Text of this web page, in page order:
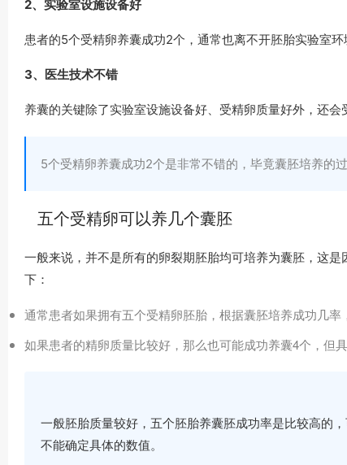
2、实验室设施设备好
患者的5个受精卵养囊成功2个，通常也离不开胚胎实验室
3、医生技术不错
养囊的关键除了实验室设施设备好、受精卵质量好外，还
5个受精卵养囊成功2个是非常不错的，毕竟囊胚培养的
五个受精卵可以养几个囊胚
一般来说，并不是所有的卵裂期胚胎均可培养为囊胚，这
下：
通常患者如果拥有五个受精卵胚胎，根据囊胚培养成功几率
如果患者的精卵质量比较好，那么也可能成功养囊4个，但
一般胚胎质量较好，五个胚胎养囊胚成功率是比较高的
不能确定具体的数值。